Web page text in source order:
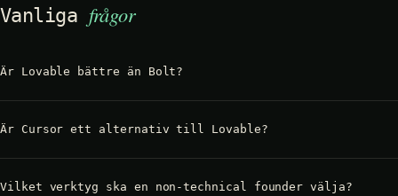
Vanliga frågor
Är Lovable bättre än Bolt?
Är Cursor ett alternativ till Lovable?
Vilket verktyg ska en non-technical founder välja?